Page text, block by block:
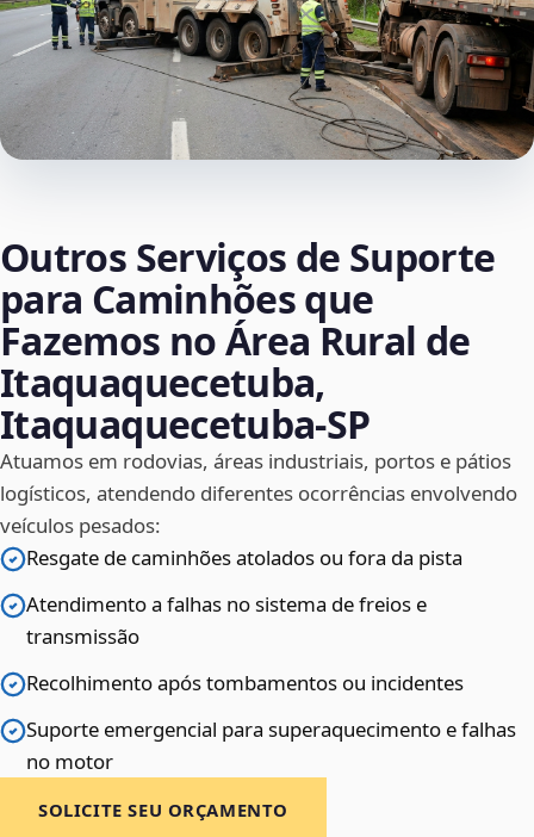
Outros Serviços de Suporte
para Caminhões que
Fazemos no Área Rural de
Itaquaquecetuba,
Itaquaquecetuba‑SP
Atuamos em rodovias, áreas industriais, portos e pátios
logísticos, atendendo diferentes ocorrências envolvendo
veículos pesados:
Resgate de caminhões atolados ou fora da pista
Atendimento a falhas no sistema de freios e
transmissão
Recolhimento após tombamentos ou incidentes
Suporte emergencial para superaquecimento e falhas
no motor
SOLICITE SEU ORÇAMENTO